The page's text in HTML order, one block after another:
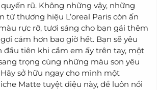
rũ. Không những vậy, những
từ thương hiệu L’oreal Paris còn ấn
rực rỡ, tươi sáng cho bạn gái thêm
cảm hơn bao giờ hết. Bạn sẽ yêu
đầu tiên khi cầm em ấy trên tay, một
trọng cùng những màu son yêu
sở hữu ngay cho mình một
Matte tuyệt diệu này, để luôn nổi